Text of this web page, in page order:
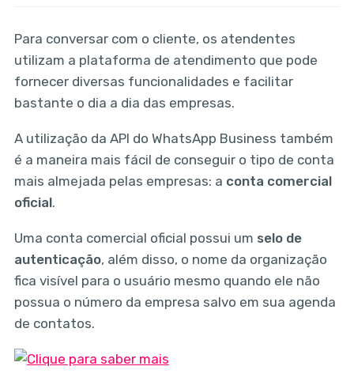
Para conversar com o cliente, os atendentes
utilizam a plataforma de atendimento que pode
fornecer diversas funcionalidades e facilitar
bastante o dia a dia das empresas.
A utilização da API do WhatsApp Business também
é a maneira mais fácil de conseguir o tipo de conta
mais almejada pelas empresas: a conta comercial
oficial.
Uma conta comercial oficial possui um selo de
autenticação, além disso, o nome da organização
fica visível para o usuário mesmo quando ele não
possua o número da empresa salvo em sua agenda
de contatos.